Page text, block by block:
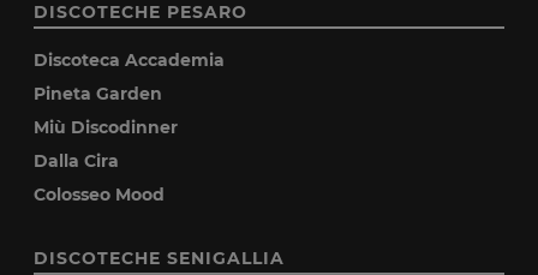
DISCOTECHE PESARO
Discoteca Accademia
Pineta Garden
Miù Discodinner
Dalla Cira
Colosseo Mood
DISCOTECHE SENIGALLIA